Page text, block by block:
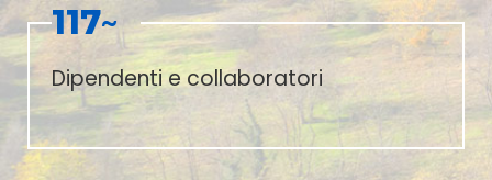
117~
Dipendenti e collaboratori